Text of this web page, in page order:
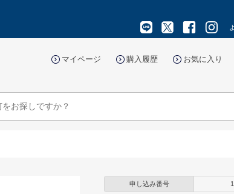
マイページ 購入履歴 お気に入り
申し込み番号